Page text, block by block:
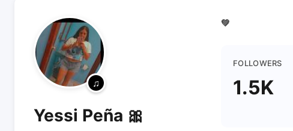
Yessi Peña 🎀
💚
FOLLOWERS
1.5K